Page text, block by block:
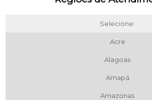
Selecione:
Acre
Alagoas
Amapá
Amazonas